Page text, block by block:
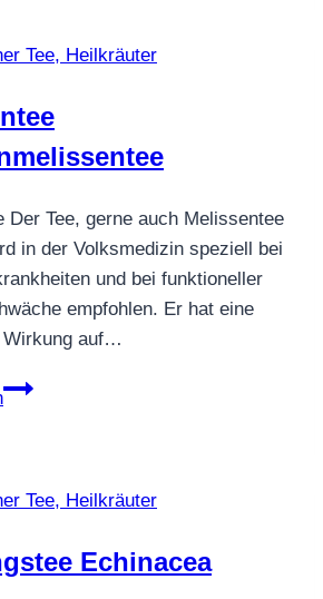
Tee, Heilkräuter
Der Tee, gerne auch Melissentee
in der Volksmedizin speziell bei
und bei funktioneller
empfohlen. Er hat eine
Wirkung auf…
Melissentee
Tee, Heilkräuter
Echinacea